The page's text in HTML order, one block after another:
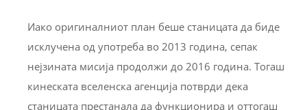
Иако оригиналниот план беше станицата да биде
исклучена од употреба во 2013 година, сепак
нејзината мисија продолжи до 2016 година. Тогаш
кинеската вселенска агенција потврди дека
станицата престанала да функционира и оттогаш